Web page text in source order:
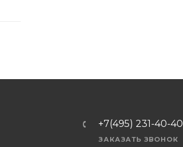
+7(495) 231-40-40
ЗАКАЗАТЬ ЗВОНОК